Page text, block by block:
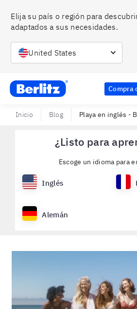
Elija su país o región para
adaptados a sus necesidades.
United States
Berlitz Chile Compra
Inicio Blog Playa en inglés -
¿Listo para
Escoge un idioma para
Inglés
Alemán